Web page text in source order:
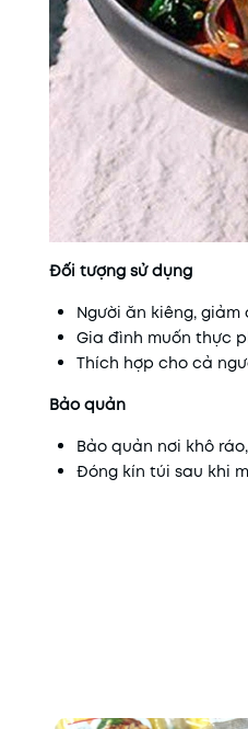
Đối tượng sử dụng
Người ăn kiêng,
Gia đình muốn thực
Thích hợp cho cả
Bảo quản
Bảo quản nơi khô
Đóng kín túi sau khi